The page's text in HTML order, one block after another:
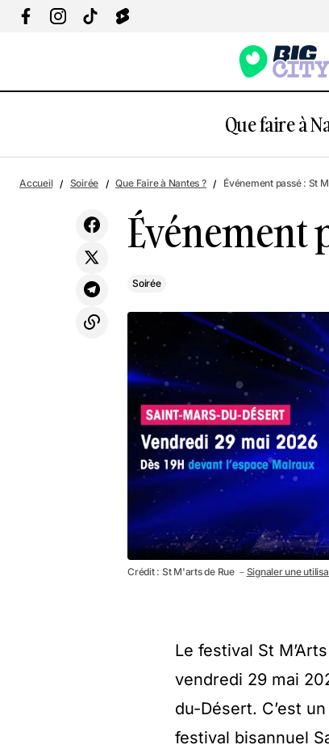
Que faire à
Expo : Interstellar, Ré-imaginer la Terre
Accueil Soirée Que Faire à Nantes ? Événement passé : St
Événement
Soirée
Crédit : St M'arts de Rue － Signaler une
Le festival St
vendredi 29 mai
du-Désert. C’est
festival bisannuel